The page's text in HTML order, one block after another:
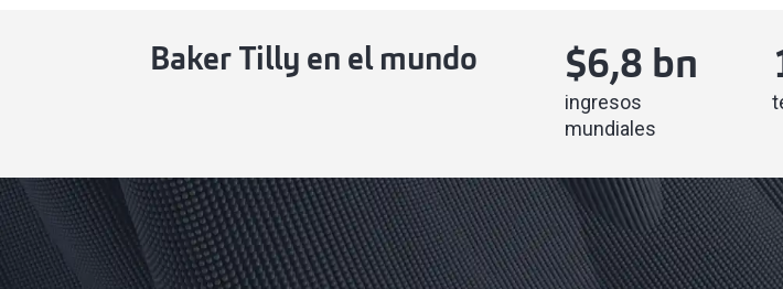
Baker Tilly en el mundo $6,8 bn
ingresos
mundiales